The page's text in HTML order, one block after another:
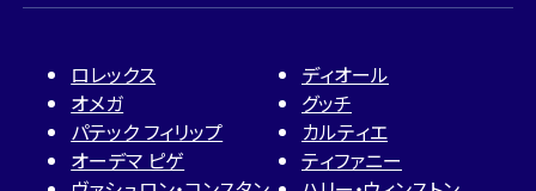
ロレックス
オメガ
パテック フィリップ
オーデマ ピゲ
ディオール
グッチ
カルティエ
ティファニー